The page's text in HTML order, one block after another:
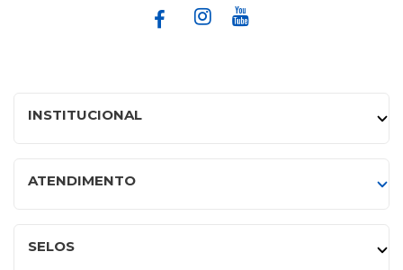
INSTITUCIONAL
ATENDIMENTO
SELOS